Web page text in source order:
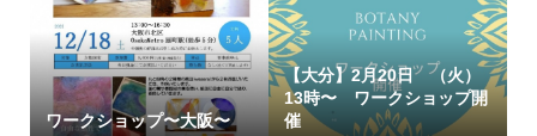
ワークショップ〜大阪〜
【大分】2月20日 （火）
13時〜 ワークショップ開
催